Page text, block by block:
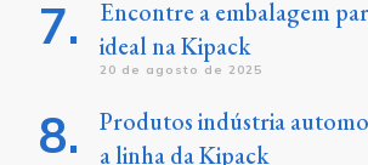
Encontre a embalagem
ideal na Kipack
20 de agosto de 2025
Produtos indústria
a linha da Kipack